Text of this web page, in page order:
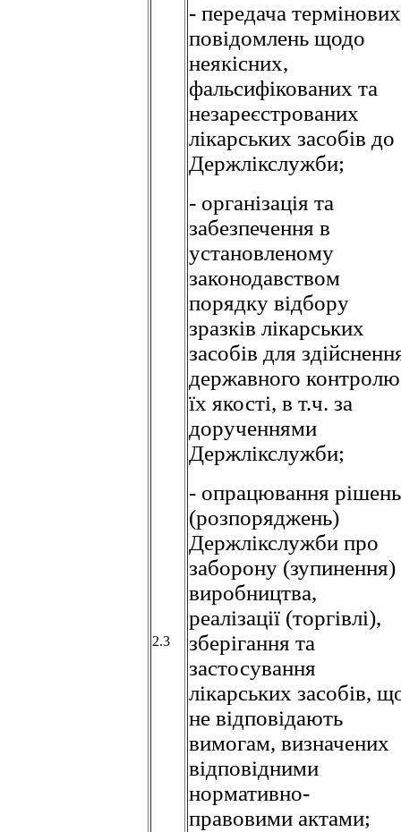
2.3
- передача термінових
повідомлень щодо
неякісних,
фальсифікованих та
незареєстрованих
лікарських засобів до
Держлікслужби;
- організація та
забезпечення в
установленому
законодавством
порядку відбору
зразків лікарських
засобів для
державного контролю
їх якості, в т.ч. за
дорученнями
Держлікслужби;
- опрацювання рішень
(розпоряджень)
Держлікслужби про
заборону (зупинення)
виробництва,
реалізації (торгівлі),
зберігання та
застосування
лікарських засобів,
не відповідають
вимогам, визначених
відповідними
нормативно-
правовими актами;